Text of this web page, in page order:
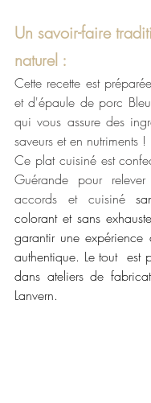
Un savoir-faire
naturel :
Cette recette est
et d'épaule de porc
qui vous assure des
saveurs et en nutriments !
Ce plat cuisiné est
Guérande pour
accords et cuisiné
colorant et sans
garantir une expérience
authentique. Le tout  est
dans ateliers de
Lanvern.